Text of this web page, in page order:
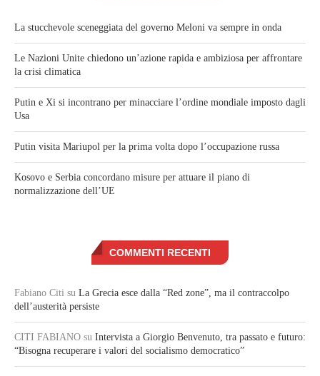
La stucchevole sceneggiata del governo Meloni va sempre in onda
Le Nazioni Unite chiedono un’azione rapida e ambiziosa per affrontare
la crisi climatica
Putin e Xi si incontrano per minacciare l’ordine mondiale imposto dagli
Usa
Putin visita Mariupol per la prima volta dopo l’occupazione russa
Kosovo e Serbia concordano misure per attuare il piano di
normalizzazione dell’UE
COMMENTI RECENTI
Fabiano Citi su La Grecia esce dalla “Red zone”, ma il contraccolpo
dell’austerità persiste
CITI FABIANO su Intervista a Giorgio Benvenuto, tra passato e futuro:
“Bisogna recuperare i valori del socialismo democratico”